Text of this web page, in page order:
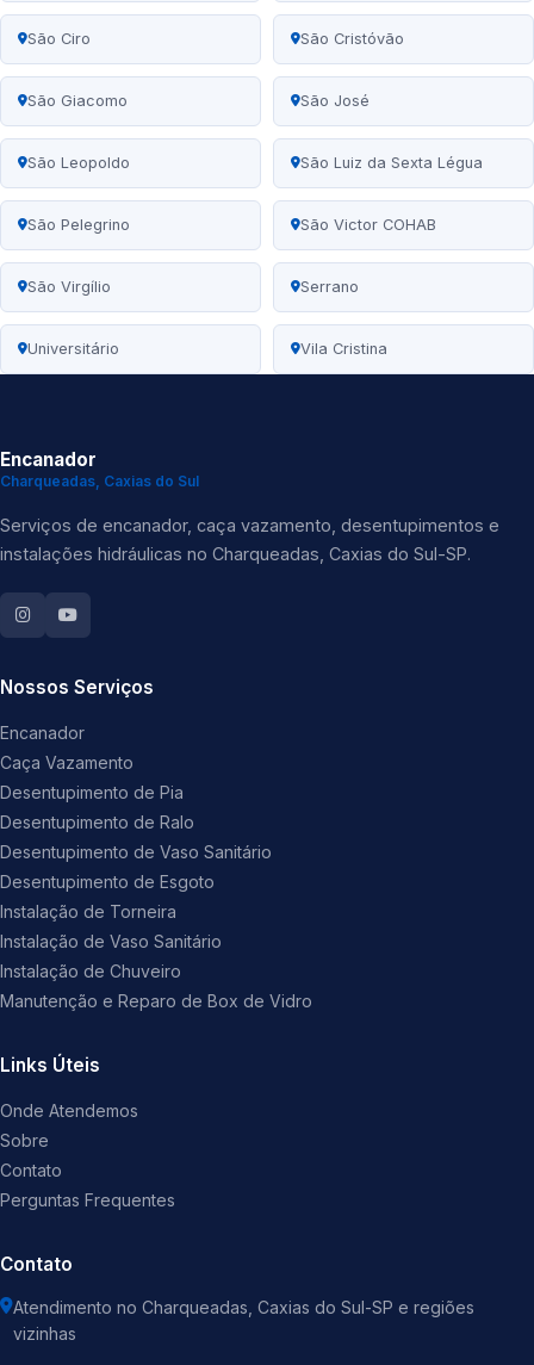
São Ciro São Cristóvão
São Giacomo São José
São Leopoldo São Luiz da Sexta Légua
São Pelegrino São Victor COHAB
São Virgílio Serrano
Universitário Vila Cristina
Encanador
Charqueadas, Caxias do Sul
Serviços de encanador, caça vazamento, desentupimentos e
instalações hidráulicas no Charqueadas, Caxias do Sul-SP.
Nossos Serviços
Encanador
Caça Vazamento
Desentupimento de Pia
Desentupimento de Ralo
Desentupimento de Vaso Sanitário
Desentupimento de Esgoto
Instalação de Torneira
Instalação de Vaso Sanitário
Instalação de Chuveiro
Manutenção e Reparo de Box de Vidro
Links Úteis
Onde Atendemos
Sobre
Contato
Perguntas Frequentes
Contato
Atendimento no Charqueadas, Caxias do Sul-SP e regiões
vizinhas